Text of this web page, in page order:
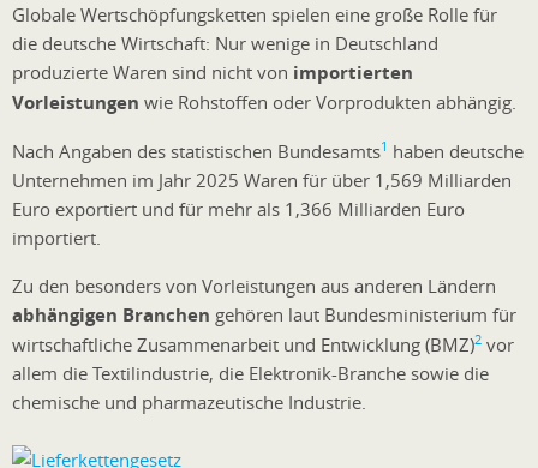
Globale Wertschöpfungsketten spielen eine große Rolle für
die deutsche Wirtschaft: Nur wenige in Deutschland
produzierte Waren sind nicht von importierten
Vorleistungen wie Rohstoffen oder Vorprodukten abhängig.
Nach Angaben des statistischen Bundesamts1 haben deutsche
Unternehmen im Jahr 2025 Waren für über 1,569 Milliarden
Euro exportiert und für mehr als 1,366 Milliarden Euro
importiert.
Zu den besonders von Vorleistungen aus anderen Ländern
abhängigen Branchen gehören laut Bundesministerium für
wirtschaftliche Zusammenarbeit und Entwicklung (BMZ)2 vor
allem die Textilindustrie, die Elektronik-Branche sowie die
chemische und pharmazeutische Industrie.